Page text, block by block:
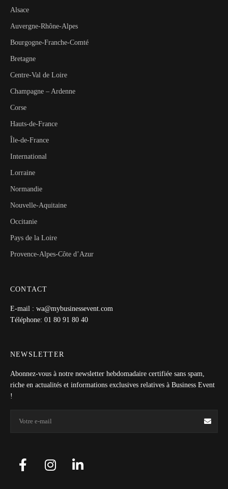
Alsace
Auvergne-Rhône-Alpes
Bourgogne-Franche-Comté
Bretagne
Centre-Val de Loire
Champagne – Ardenne
Corse
Hauts-de-France
Île-de-France
International
Lorraine
Normandie
Nouvelle-Aquitaine
Occitanie
Pays de la Loire
Provence-Alpes-Côte d’Azur
CONTACT
E-mail : wa@mybusinessevent.com
Téléphone: 01 80 91 80 40
NEWSLETTER
Abonnez-vous à notre newsletter hebdomadaire certifiée sans spam,
riche en actualités et informations exclusives relatives à Business Event
!